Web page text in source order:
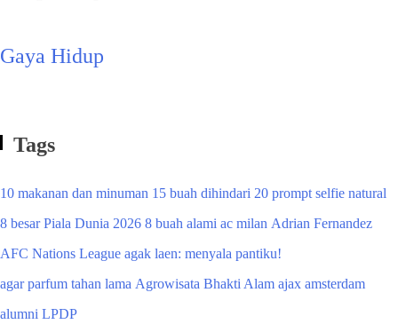
Gaya Hidup
Tags
10 makanan dan minuman 15 buah dihindari 20 prompt selfie natural
8 besar Piala Dunia 2026 8 buah alami ac milan Adrian Fernandez
AFC Nations League agak laen: menyala pantiku!
agar parfum tahan lama Agrowisata Bhakti Alam ajax amsterdam
alumni LPDP